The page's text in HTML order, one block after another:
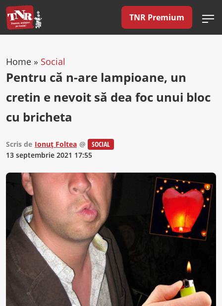
TNR Premium
Home » Social
Pentru că n-are lampioane, un
cretin e nevoit să dea foc unui bloc
cu bricheta
Scris de Ionuț Foltea @
SOCIAL
13 septembrie 2021 17:55